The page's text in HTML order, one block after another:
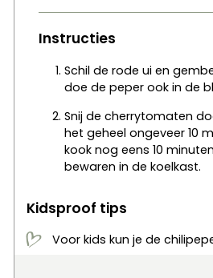
Instructies
Schil de rode ui en
doe de peper ook in de
Snij de cherrytomaten
het geheel ongeveer 10
kook nog eens 10
bewaren in de koelkast.
Kidsproof tips
Voor kids kun je de